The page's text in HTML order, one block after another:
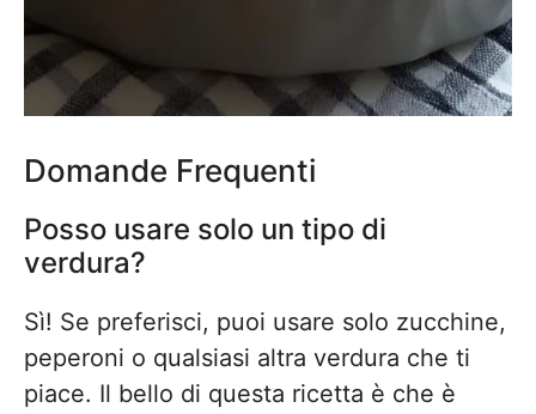
Domande Frequenti
Posso usare solo un tipo di
verdura?
Sì! Se preferisci, puoi usare solo zucchine,
peperoni o qualsiasi altra verdura che ti
piace. Il bello di questa ricetta è che è